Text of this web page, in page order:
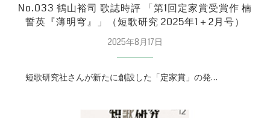
No.033 鶴山裕司 歌誌時評 「第1回定家賞受賞作 楠
誓英『薄明穹』」（短歌研究 2025年1＋2月号）
2025年8月17日
短歌研究社さんが新たに創設した「定家賞」の発…